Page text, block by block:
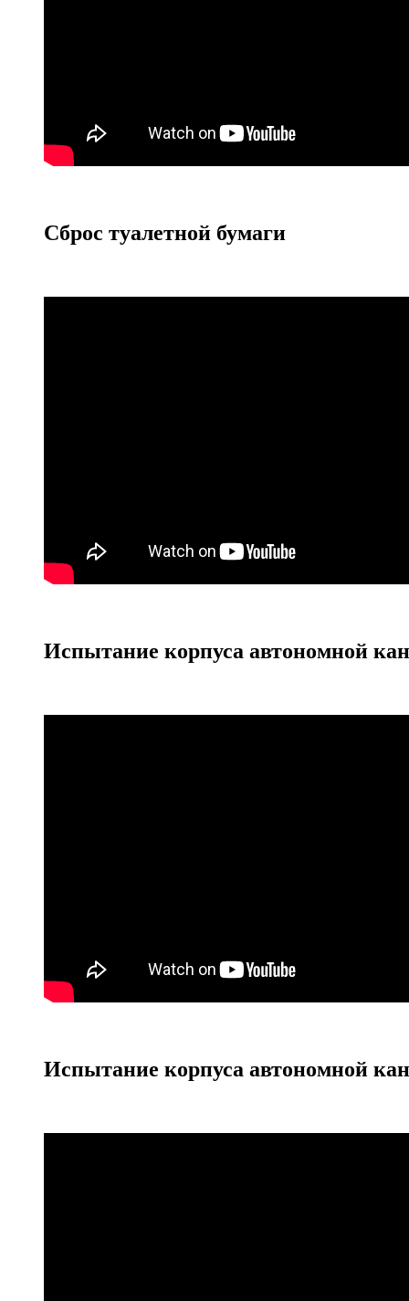
Сброс туалетной бумаги
Испытание корпуса автономной
Испытание корпуса автономной